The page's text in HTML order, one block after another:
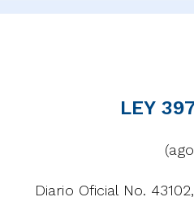
LEY
Diario Oficial No.